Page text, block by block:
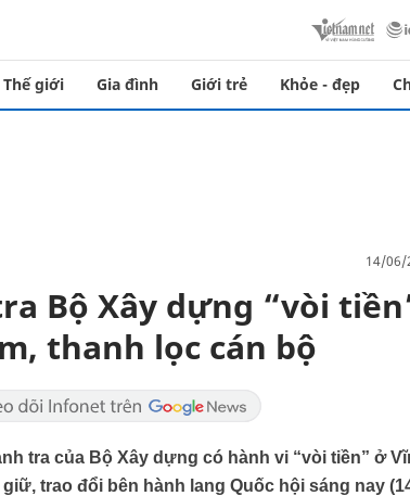
Thế giới Gia đình Giới trẻ Khỏe - đẹp
14/06/
Bộ Xây dựng “vòi
thanh lọc cán bộ
tra của Bộ Xây dựng có hành vi “vòi tiền” ở
trao đổi bên hành lang Quốc hội sáng nay